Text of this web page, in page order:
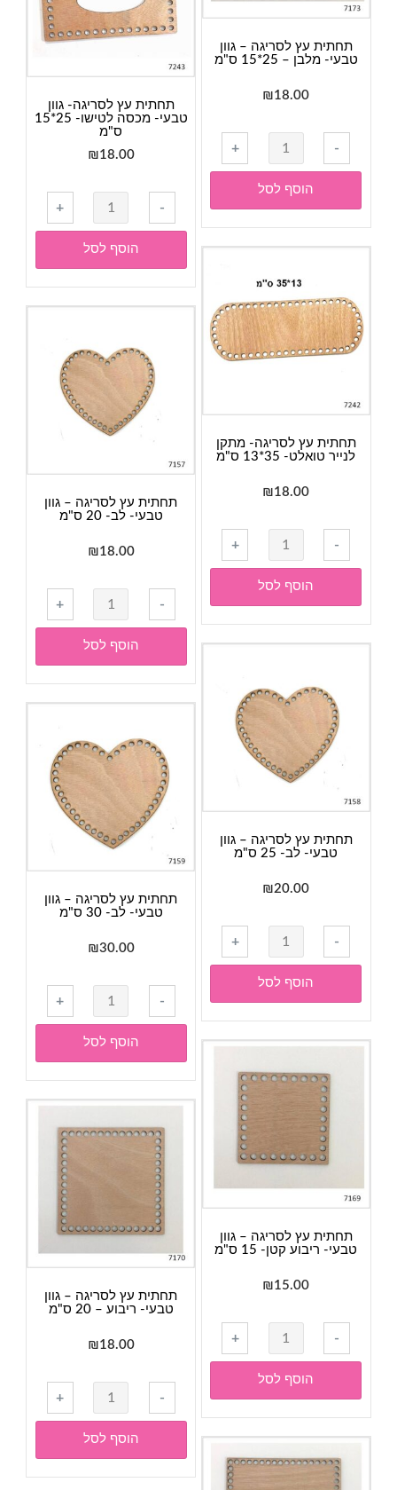
30*20
ס"מ
תחתית עץ לסריגה – גוון
טבעי- מלבן – 25*15 ס"מ
₪18.00
-
כמות
של
תחתית
עץ
לסריגה
-
טבעי-
מלבן
25*15
+
הוסף לסל
תחתית עץ לסריגה- גוון
טבעי- מכסה לטישו- 25*15
ס"מ
₪18.00
-
כמות
של
תחתית
עץ
לסריגה-
גוון
מכסה
לטישו-
ס"מ
+
הוסף לסל
תחתית עץ לסריגה- מתקן
לנייר טואלט- 35*13 ס"מ
₪18.00
-
כמות
של
תחתית
עץ
לסריגה-
מתקן
טואלט-
35*13
+
הוסף לסל
תחתית עץ לסריגה – גוון
טבעי- לב- 20 ס"מ
₪18.00
-
כמות
של
תחתית
עץ
לסריגה
-
טבעי-
לב-
+
הוסף לסל
תחתית עץ לסריגה – גוון
טבעי- לב- 25 ס"מ
₪20.00
-
כמות
של
תחתית
עץ
לסריגה
-
טבעי-
ס"מ
+
הוסף לסל
תחתית עץ לסריגה – גוון
טבעי- לב- 30 ס"מ
₪30.00
-
כמות
של
תחתית
עץ
לסריגה
-
גוון
+
הוסף לסל
תחתית עץ לסריגה – גוון
טבעי- ריבוע קטן- 15 ס"מ
₪15.00
-
כמות
של
תחתית
עץ
לסריגה
-
גוון
+
הוסף לסל
תחתית עץ לסריגה – גוון
טבעי- ריבוע – 20 ס"מ
₪18.00
-
כמות
של
תחתית
עץ
לסריגה
+
הוסף לסל